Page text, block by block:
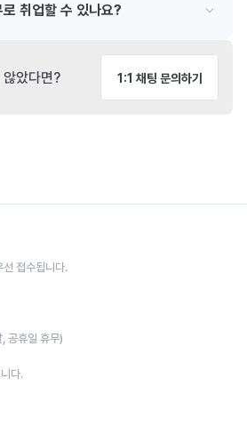
취업할 수 있나요?
았다면? 1:1 채팅 문의하기
선 접수됩니다.
공휴일 휴무)
다.